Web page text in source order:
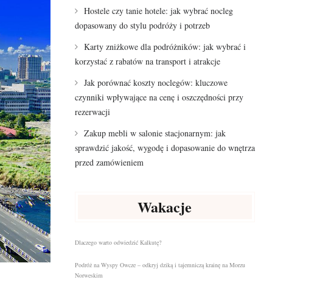
Hostele czy tanie hotele: jak wybrać nocleg
dopasowany do stylu podróży i potrzeb
Karty zniżkowe dla podróżników: jak wybrać i
korzystać z rabatów na transport i atrakcje
Jak porównać koszty noclegów: kluczowe
czynniki wpływające na cenę i oszczędności przy
rezerwacji
Zakup mebli w salonie stacjonarnym: jak
sprawdzić jakość, wygodę i dopasowanie do wnętrza
przed zamówieniem
Wakacje
Dlaczego warto odwiedzić Kalkutę?
Podróż na Wyspy Owcze – odkryj dziką i tajemniczą krainę na Morzu
Norweskim